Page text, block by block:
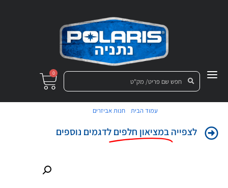
0
עמוד הבית /חנות אביזרים
לצפייהבמציאון חלפים לדגמים נוספים